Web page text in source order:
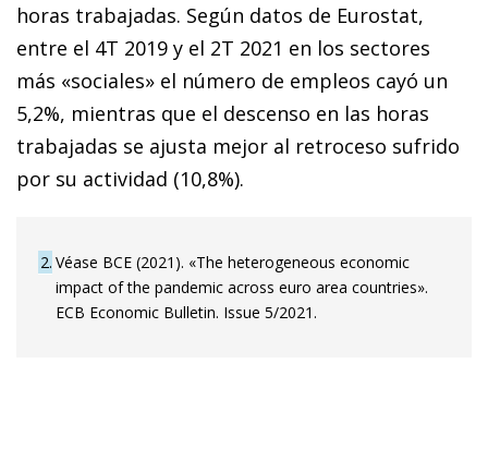
horas trabajadas. Según datos de Eurostat,
entre el 4T 2019 y el 2T 2021 en los sectores
más «sociales» el número de empleos cayó un
5,2%, mientras que el descenso en las horas
trabajadas se ajusta mejor al retroceso sufrido
por su actividad (10,8%).
2 Véase BCE (2021). «The heterogeneous economic
impact of the pandemic across euro area countries».
ECB Economic Bulletin. Issue 5/2021.